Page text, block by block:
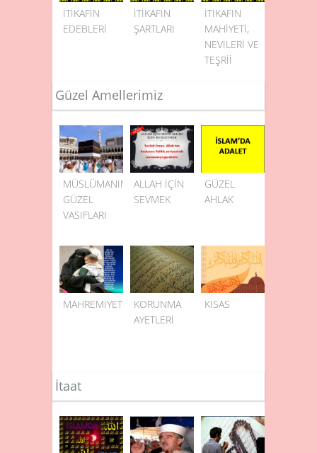
İTİKAFIN
EDEBLERİ
İTİKAFIN
ŞARTLARI
İTİKAFIN
MAHİYETİ,
NEVİLERİ VE
TEŞRİİ
Güzel Amellerimiz
MÜSLÜMANIN
GÜZEL
VASIFLARI
ALLAH İÇİN
SEVMEK
GÜZEL
AHLAK
MAHREMİYET
KORUNMA
AYETLERİ
KISAS
İtaat